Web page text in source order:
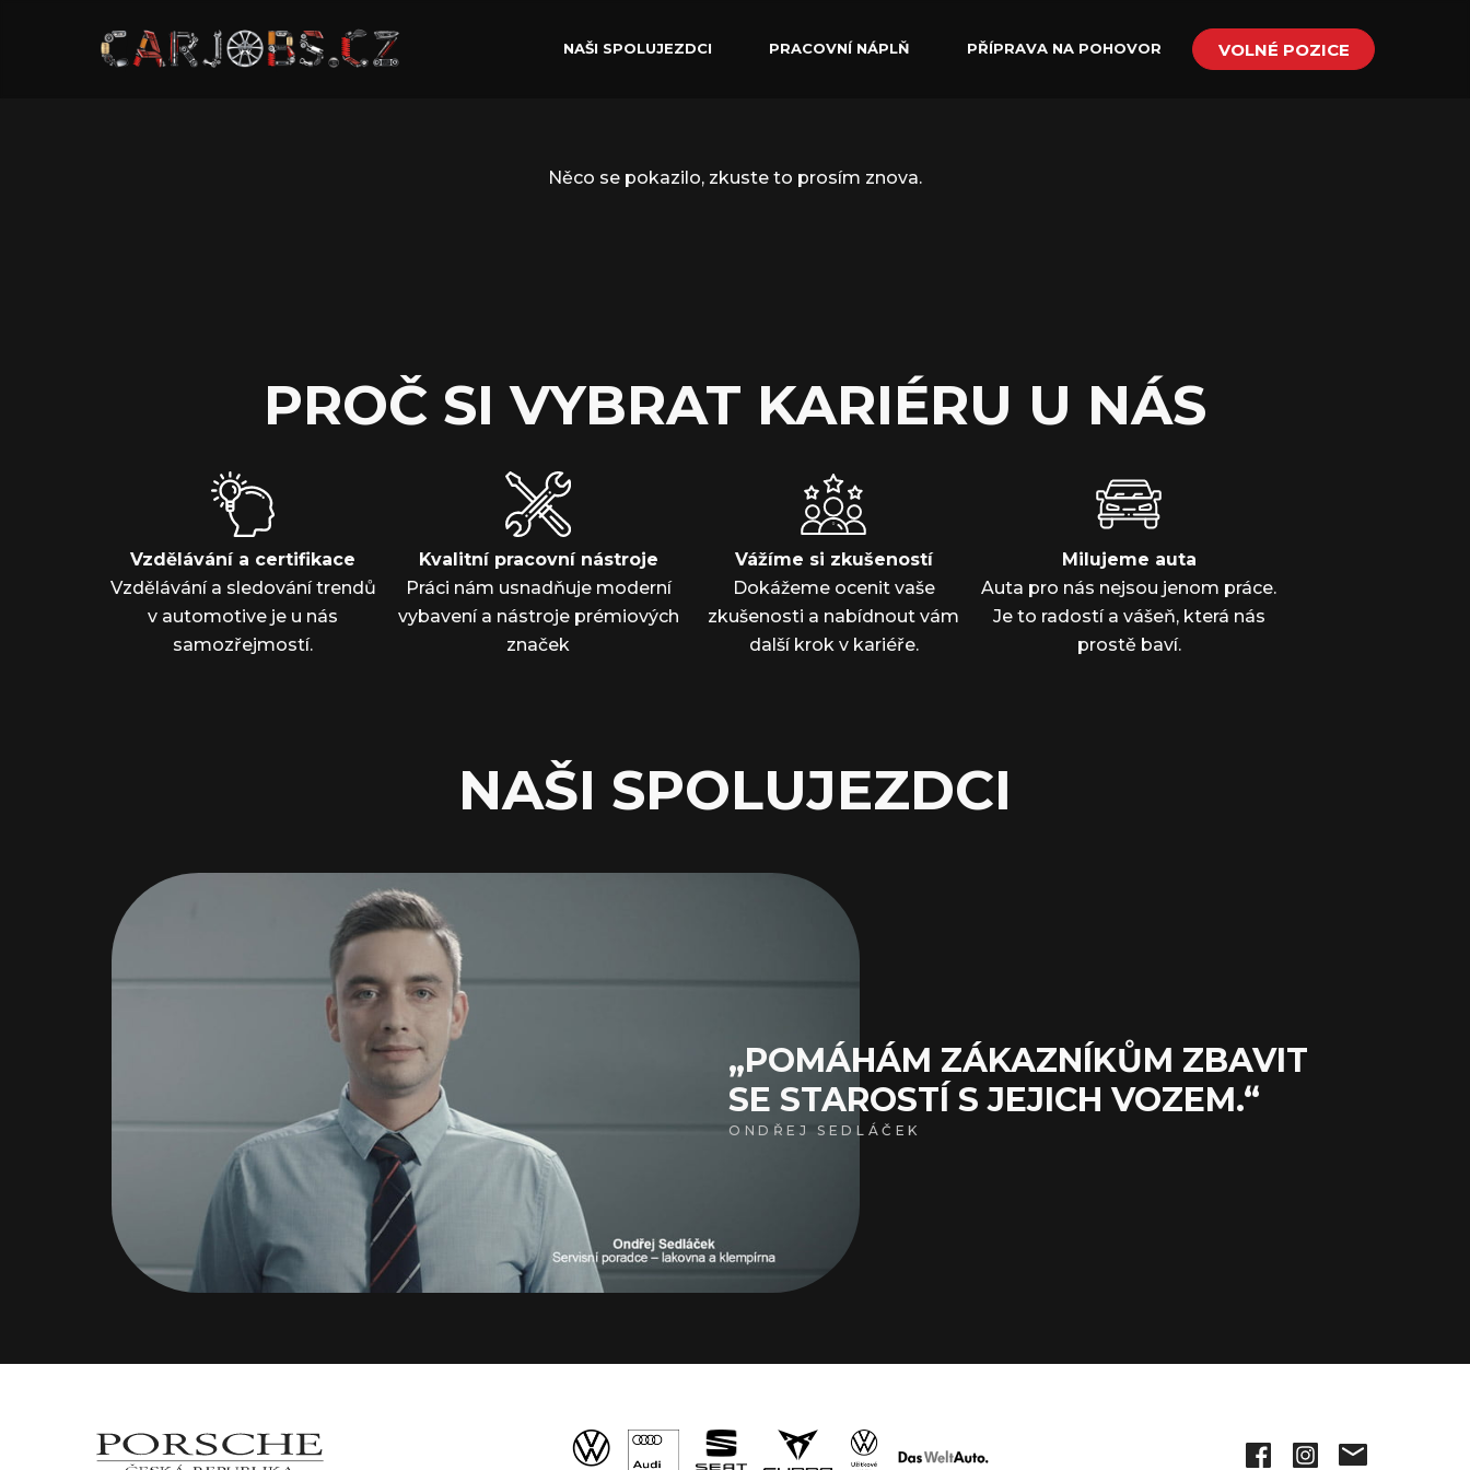
NAŠI SPOLUJEZDCI PRACOVNÍ NÁPLŇ PŘÍPRAVA NA POHOVOR VOLNÉ POZICE
Něco se pokazilo, zkuste to prosím znova.
PROČ SI VYBRAT KARIÉRU U NÁS
Vzdělávání a certifikace
Vzdělávání a sledování trendů
v automotive je u nás
samozřejmostí.
Kvalitní pracovní nástroje
Práci nám usnadňuje moderní
vybavení a nástroje prémiových
značek
Vážíme si zkušeností
Dokážeme ocenit vaše
zkušenosti a nabídnout vám
další krok v kariéře.
Milujeme auta
Auta pro nás nejsou jenom práce.
Je to radostí a vášeň, která nás
prostě baví.
NAŠI SPOLUJEZDCI
„POMÁHÁM ZÁKAZNÍKŮM ZBAVIT
SE STAROSTÍ S JEJICH VOZEM.“
ONDŘEJ SEDLÁČEK